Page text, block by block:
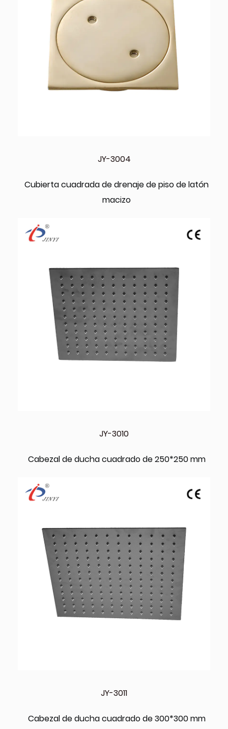
JY-3004
Cubierta cuadrada de drenaje de piso de latón
macizo
JY-3010
Cabezal de ducha cuadrado de 250*250 mm
JY-3011
Cabezal de ducha cuadrado de 300*300 mm